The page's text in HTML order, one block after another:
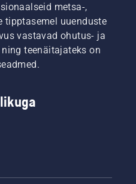
metsa-,
tipptasemel uuenduste
vastavad ohutus- ja
teenäitajateks on